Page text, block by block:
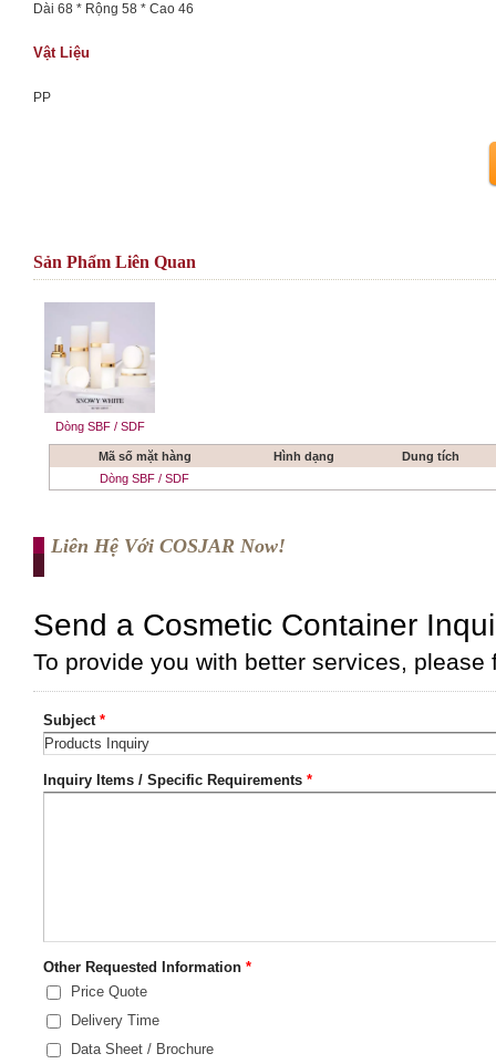
Dài 68 * Rộng 58 * Cao 46
Vật Liệu
PP
Sản Phẩm Liên Quan
Dòng SBF / SDF
Mã số mặt hàng Hình dạng
Dung tích
Dòng SBF / SDF
Liên Hệ Với COSJAR Now!